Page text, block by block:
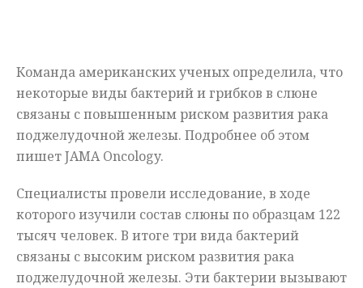
Команда американских ученых определила, что
некоторые виды бактерий и грибков в слюне
связаны с повышенным риском развития рака
поджелудочной железы. Подробнее об этом
пишет JAMA Oncology.
Специалисты провели исследование, в ходе
которого изучили состав слюны по образцам 122
тысяч человек. В итоге три вида бактерий
связаны с высоким риском развития рака
поджелудочной железы. Эти бактерии вызывают